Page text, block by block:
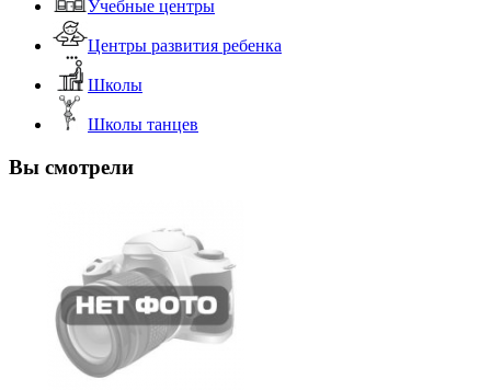
Учебные центры
Центры развития ребенка
Школы
Школы танцев
Вы смотрели